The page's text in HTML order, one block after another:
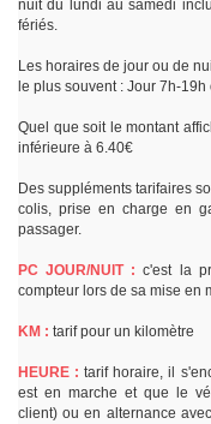
nuit du lundi au samedi
fériés.
Les horaires de jour ou de
le plus souvent : Jour 7h-
Quel que soit le montant
inférieure à 6.40€
Des suppléments tarifaires
colis, prise en charge en
passager.
PC JOUR/NUIT : c'est la
compteur lors de sa mise en
KM : tarif pour un kilomètre
HEURE : tarif horaire, il
est en marche et que le
client) ou en alternance